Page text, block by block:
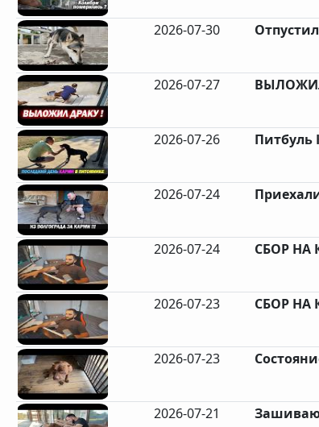
2026-07-30
2026-07-27
2026-07-26 Питбуль
2026-07-24
2026-07-24 СБОР НА
2026-07-23 СБОР НА
2026-07-23
2026-07-21 Зашиваю